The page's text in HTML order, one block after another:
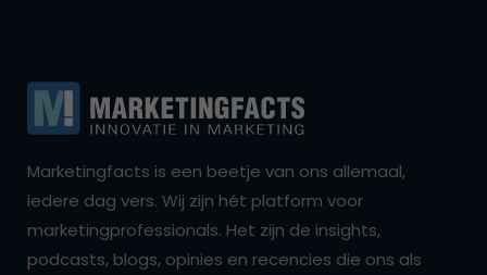
Marketingfacts is een beetje van ons allemaal,
iedere dag vers. Wij zijn hét platform voor
marketingprofessionals. Het zijn de insights,
podcasts, blogs, opinies en recencies die ons als